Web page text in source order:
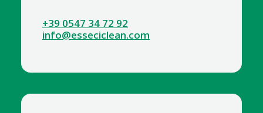
+39 0547 34 72 92
info@esseciclean.com